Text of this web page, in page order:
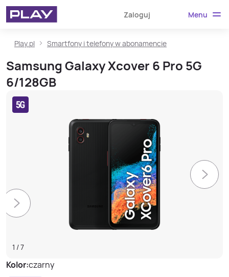
Zaloguj Menu
Play.pl Smartfony i telefony w abonamencie
Samsung Galaxy Xcover 6 Pro 5G
6/128GB
1 /7
Kolor:czarny